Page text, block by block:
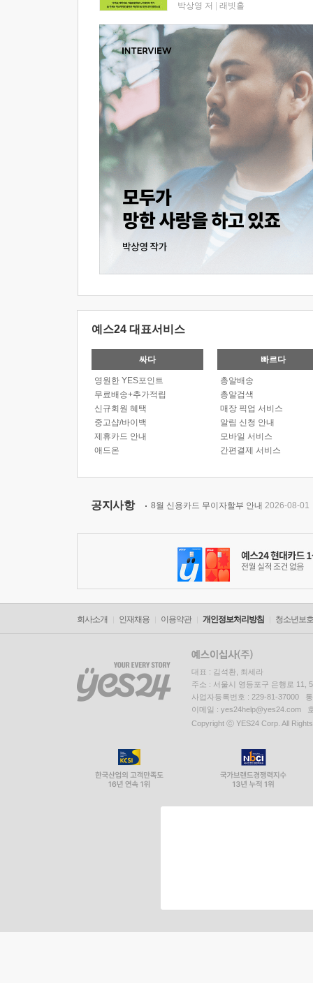
박상영 저 래빗홀
예스24 대표서비스
싸다
영원한 YES포인트
무료배송+추가적립
신규회원 혜택
중고샵/바이백
제휴카드 안내
애드온
빠르다
총알배송
총알검색
매장 픽업 서비스
알림 신청 안내
모바일 서비스
간편결제 서비스
공지사항 8월 신용카드 무이자할부 안내 2026-08-01
회사소개 인재채용 이용약관 개인정보처리방침 청소년보
대표 : 김석환, 최세라
주소 : 서울시 영등포구 은행로 11,
사업자등록번호 : 229-81-37000
이메일 : yes24help@yes24.com
Copyright ⓒ YES24 Corp. All